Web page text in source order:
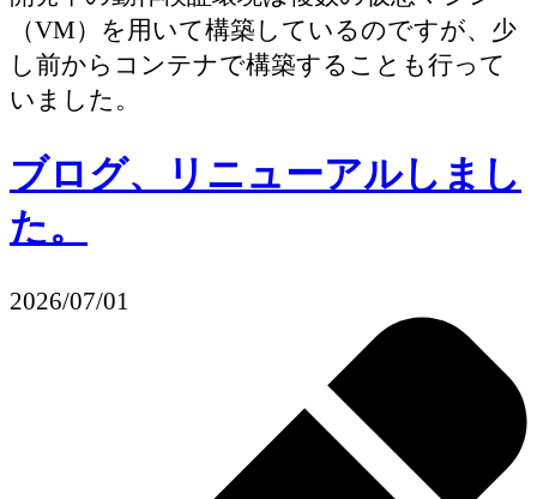
（VM）を用いて構築しているのですが、少
し前からコンテナで構築することも行って
いました。
ブログ、リニューアルしまし
た。
2026/07/01